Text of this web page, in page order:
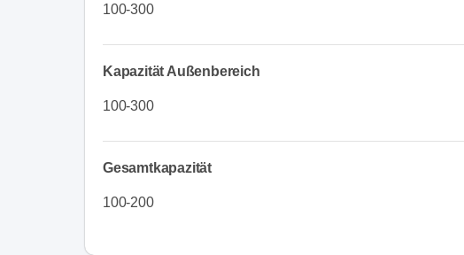
100-300
Kapazität Außenbereich
100-300
Gesamtkapazität
100-200